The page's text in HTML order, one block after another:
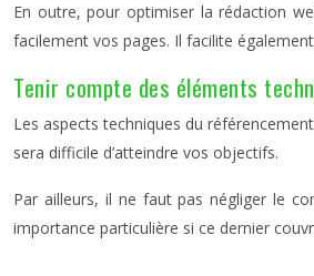
En outre, pour optimiser la rédaction
facilement vos pages. Il facilite
Tenir compte des éléments
Les aspects techniques du
sera difficile d’atteindre vos objectifs.
Par ailleurs, il ne faut pas négliger le
importance particulière si ce dernier